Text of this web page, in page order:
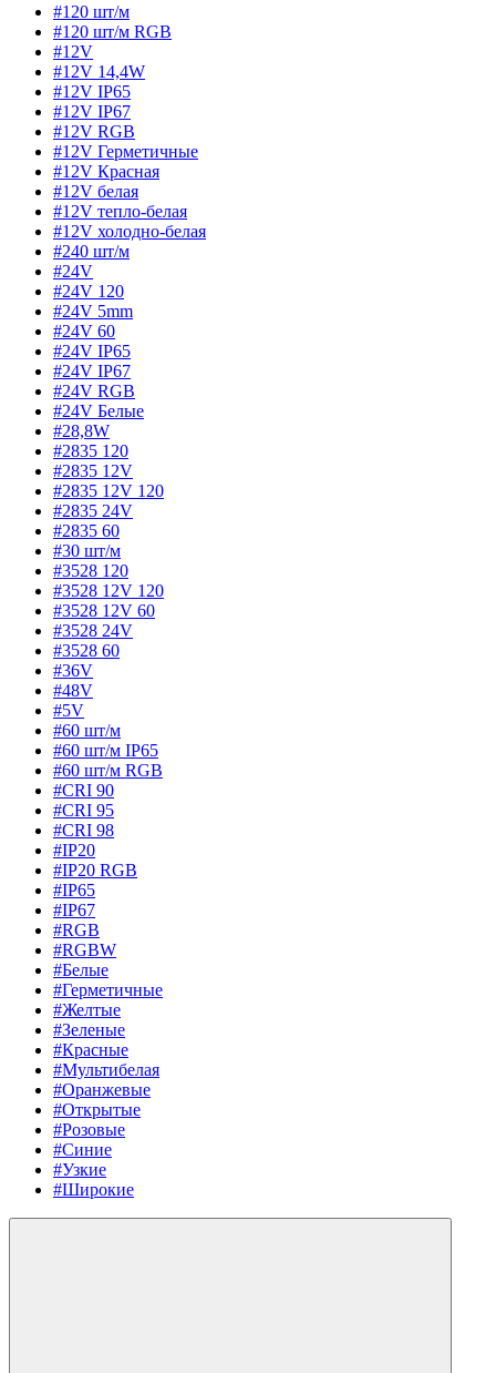
#120 шт/м
#120 шт/м RGB
#12V
#12V 14,4W
#12V IP65
#12V IP67
#12V RGB
#12V Герметичные
#12V Красная
#12V белая
#12V тепло-белая
#12V холодно-белая
#240 шт/м
#24V
#24V 120
#24V 5mm
#24V 60
#24V IP65
#24V IP67
#24V RGB
#24V Белые
#28,8W
#2835 120
#2835 12V
#2835 12V 120
#2835 24V
#2835 60
#30 шт/м
#3528 120
#3528 12V 120
#3528 12V 60
#3528 24V
#3528 60
#36V
#48V
#5V
#60 шт/м
#60 шт/м IP65
#60 шт/м RGB
#CRI 90
#CRI 95
#CRI 98
#IP20
#IP20 RGB
#IP65
#IP67
#RGB
#RGBW
#Белые
#Герметичные
#Желтые
#Зеленые
#Красные
#Мультибелая
#Оранжевые
#Открытые
#Розовые
#Синие
#Узкие
#Широкие